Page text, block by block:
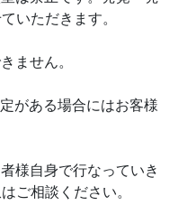
いただきます。
ません。
がある場合にはお客様
様自身で行なっていき
ご相談ください。